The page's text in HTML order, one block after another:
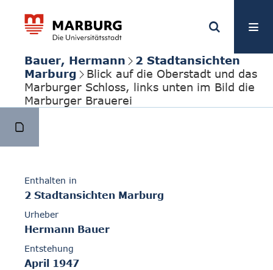
Bauer, Hermann
2 Stadtansichten
Marburg
Blick auf die Oberstadt und das
Marburger Schloss, links unten im Bild die
Marburger Brauerei
Enthalten in
2 Stadtansichten Marburg
Urheber
Hermann Bauer
Entstehung
April 1947